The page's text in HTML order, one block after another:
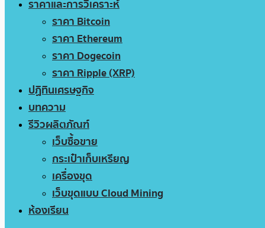
ราคาและการวิเคราะห์
ราคา Bitcoin
ราคา Ethereum
ราคา Dogecoin
ราคา Ripple (XRP)
ปฏิทินเศรษฐกิจ
บทความ
รีวิวผลิตภัณฑ์
เว็บซื้อขาย
กระเป๋าเก็บเหรียญ
เครื่องขุด
เว็บขุดแบบ Cloud Mining
ห้องเรียน